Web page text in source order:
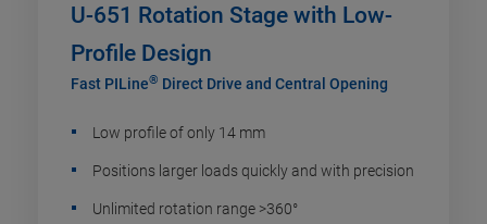
U-651 Rotation Stage with Low-
Profile Design
Fast PILine® Direct Drive and Central Opening
Low profile of only 14 mm
Positions larger loads quickly and with precision
Unlimited rotation range >360°